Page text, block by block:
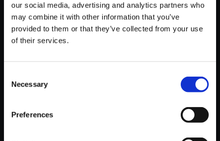
our social media, advertising and analytics partners who
may combine it with other information that you’ve
provided to them or that they’ve collected from your use
of their services.
Selection
Necessary
Preferences
【単曲】流星のロックマン パー
フェクトコレクション オリジナ
150円